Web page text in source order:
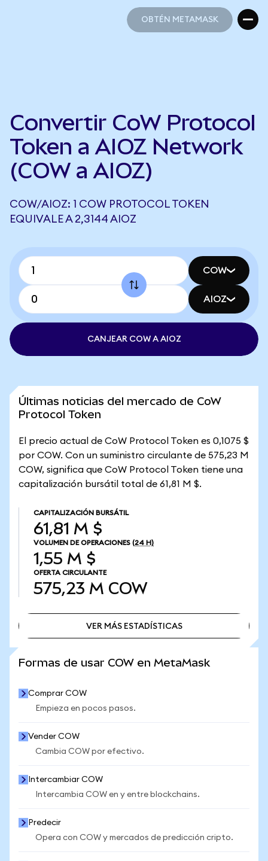
OBTÉN METAMASK
Convertir CoW Protocol
Token a AIOZ Network
(COW a AIOZ)
COW/AIOZ: 1 COW PROTOCOL TOKEN
EQUIVALE A 2,3144 AIOZ
COW
AIOZ
CANJEAR COW A AIOZ
Últimas noticias del mercado de CoW
Protocol Token
El precio actual de CoW Protocol Token es 0,1075 $
por COW. Con un suministro circulante de 575,23 M
COW, significa que CoW Protocol Token tiene una
capitalización bursátil total de 61,81 M $.
CAPITALIZACIÓN BURSÁTIL
61,81 M $
VOLUMEN DE OPERACIONES (24 H)
1,55 M $
OFERTA CIRCULANTE
575,23 M COW
VER MÁS ESTADÍSTICAS
Formas de usar COW en MetaMask
Comprar COW
Empieza en pocos pasos.
Vender COW
Cambia COW por efectivo.
Intercambiar COW
Intercambia COW en y entre blockchains.
Predecir
Opera con COW y mercados de predicción cripto.